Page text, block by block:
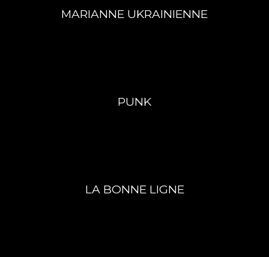
MARIANNE UKRAINIENNE
PUNK
LA BONNE LIGNE